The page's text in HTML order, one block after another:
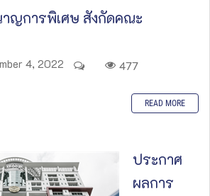
ญการพิเศษ สังกัดคณะ
4, 2022 477
READ MORE
ประกาศ
ผลการ